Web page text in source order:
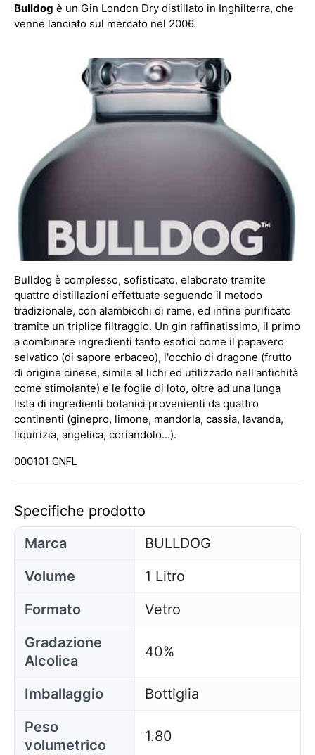
Bulldog è un Gin London Dry distillato in Inghilterra, che
venne lanciato sul mercato nel 2006.
Bulldog è complesso, sofisticato, elaborato tramite
quattro distillazioni effettuate seguendo il metodo
tradizionale, con alambicchi di rame, ed infine purificato
tramite un triplice filtraggio. Un gin raffinatissimo, il primo
a combinare ingredienti tanto esotici come il papavero
selvatico (di sapore erbaceo), l'occhio di dragone (frutto
di origine cinese, simile al lichi ed utilizzado nell'antichità
come stimolante) e le foglie di loto, oltre ad una lunga
lista di ingredienti botanici provenienti da quattro
continenti (ginepro, limone, mandorla, cassia, lavanda,
liquirizia, angelica, coriandolo...).
000101 GNFL
Specifiche prodotto
Marca
BULLDOG
Volume
1 Litro
Formato
Vetro
Gradazione
Alcolica
40%
Imballaggio
Bottiglia
Peso
volumetrico
1.80